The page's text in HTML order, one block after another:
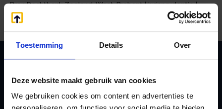
Toestemming Details Over
Deze website maakt gebruik van cookies
We gebruiken cookies om content en advertenties te
Bron:Rechtbank Zeeland-West-Brabant | jurisprudentie |
ECLI:NL:RBZWB:2025:3324 | 27-05-2025
Zoeken